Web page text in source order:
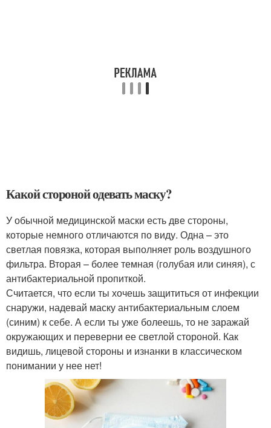
Какой стороной одевать маску?
У обычной медицинской маски есть две стороны,
которые немного отличаются по виду. Одна – это
светлая повязка, которая выполняет роль воздушного
фильтра. Вторая – более темная (голубая или синяя), с
антибактериальной пропиткой.
Считается, что если ты хочешь защититься от инфекции
снаружи, надевай маску антибактериальным слоем
(синим) к себе. А если ты уже болеешь, то не заражай
окружающих и переверни ее светлой стороной. Как
видишь, лицевой стороны и изнанки в классическом
понимании у нее нет!